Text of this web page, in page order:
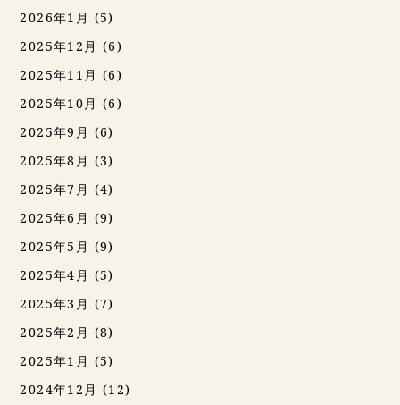
2026年1月 (5)
2025年12月 (6)
2025年11月 (6)
2025年10月 (6)
2025年9月 (6)
2025年8月 (3)
2025年7月 (4)
2025年6月 (9)
2025年5月 (9)
2025年4月 (5)
2025年3月 (7)
2025年2月 (8)
2025年1月 (5)
2024年12月 (12)